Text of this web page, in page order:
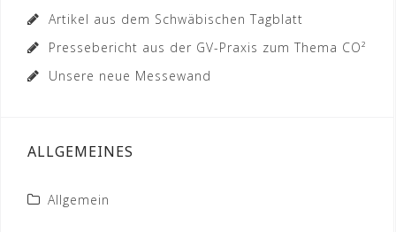
Artikel aus dem Schwäbischen Tagblatt
Pressebericht aus der GV-Praxis zum Thema CO²
Unsere neue Messewand
ALLGEMEINES
Allgemein